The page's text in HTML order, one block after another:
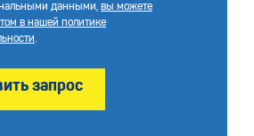
данными, вы можете
в нашей политике
.
запрос